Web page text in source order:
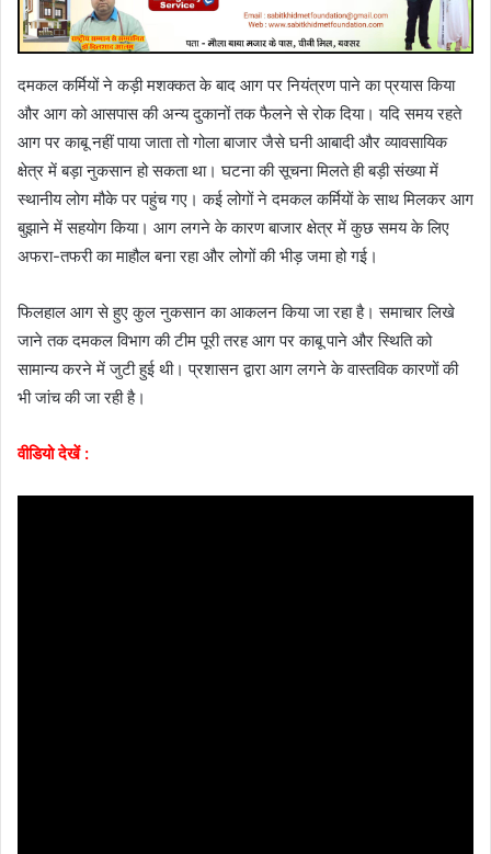
दमकल कर्मियों ने कड़ी मशक्कत के बाद आग पर नियंत्रण पाने का प्रयास किया
और आग को आसपास की अन्य दुकानों तक फैलने से रोक दिया। यदि समय रहते
आग पर काबू नहीं पाया जाता तो गोला बाजार जैसे घनी आबादी और व्यावसायिक
क्षेत्र में बड़ा नुकसान हो सकता था। घटना की सूचना मिलते ही बड़ी संख्या में
स्थानीय लोग मौके पर पहुंच गए। कई लोगों ने दमकल कर्मियों के साथ मिलकर आग
बुझाने में सहयोग किया। आग लगने के कारण बाजार क्षेत्र में कुछ समय के लिए
अफरा-तफरी का माहौल बना रहा और लोगों की भीड़ जमा हो गई।
फिलहाल आग से हुए कुल नुकसान का आकलन किया जा रहा है। समाचार लिखे
जाने तक दमकल विभाग की टीम पूरी तरह आग पर काबू पाने और स्थिति को
सामान्य करने में जुटी हुई थी। प्रशासन द्वारा आग लगने के वास्तविक कारणों की
भी जांच की जा रही है।
वीडियो देखें :